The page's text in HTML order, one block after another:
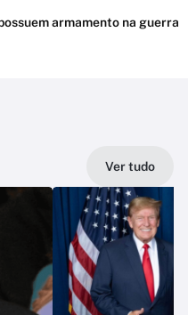
armamento na guerra
Ver tudo